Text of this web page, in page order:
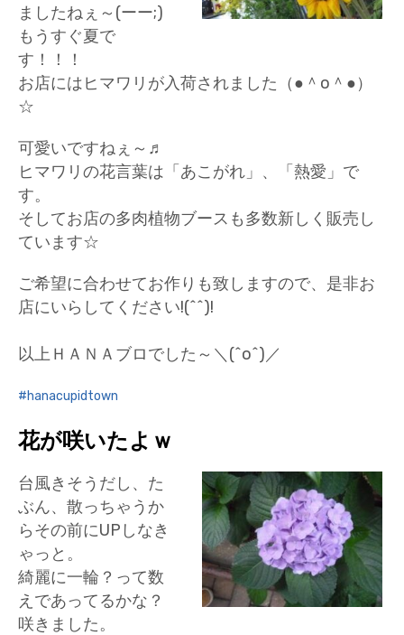
ましたねぇ～(ーー;)
もうすぐ夏で
す！！！
お店にはヒマワリが入荷されました（●＾o＾●）
☆
可愛いですねぇ～♬
ヒマワリの花言葉は「あこがれ」、「熱愛」で
す。
そしてお店の多肉植物ブースも多数新しく販売し
ています☆
ご希望に合わせてお作りも致しますので、是非お
店にいらしてください!(^^)!
以上ＨＡＮＡブロでした～＼(^o^)／
hanacupidtown
花が咲いたよｗ
台風きそうだし、た
ぶん、散っちゃうか
らその前にUPしなき
ゃっと。
綺麗に一輪？って数
えであってるかな？
咲きました。